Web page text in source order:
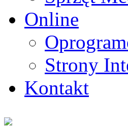
Online
Strony
Kontakt